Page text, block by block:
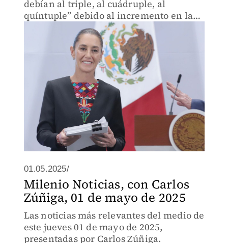
debían al triple, al cuádruple, al
quíntuple” debido al incremento en las
tasas de interés.
01.05.2025/
Milenio Noticias, con Carlos
Zúñiga, 01 de mayo de 2025
Las noticias más relevantes del medio de
este jueves 01 de mayo de 2025,
presentadas por Carlos Zúñiga.